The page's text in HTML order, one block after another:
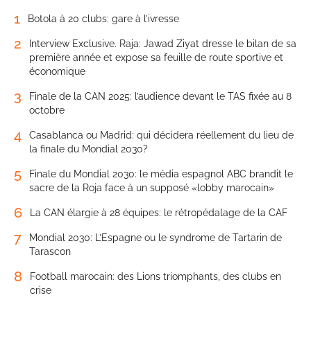
1 Botola à 20 clubs: gare à l’ivresse
2
Interview Exclusive. Raja: Jawad Ziyat dresse le bilan de sa
première année et expose sa feuille de route sportive et
économique
3
Finale de la CAN 2025: l’audience devant le TAS fixée au 8
octobre
4
Casablanca ou Madrid: qui décidera réellement du lieu de
la finale du Mondial 2030?
5
Finale du Mondial 2030: le média espagnol ABC brandit le
sacre de la Roja face à un supposé «lobby marocain»
6 La CAN élargie à 28 équipes: le rétropédalage de la CAF
7
Mondial 2030: L’Espagne ou le syndrome de Tartarin de
Tarascon
8
Football marocain: des Lions triomphants, des clubs en
crise